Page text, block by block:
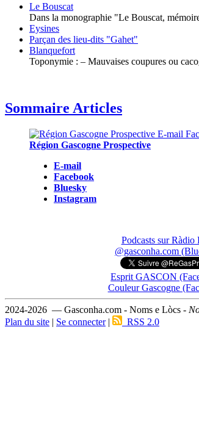
Le Bouscat
Dans la monographie "Le Bouscat,
Eysines
Parçan des lieu-dits "Gahet"
Blanquefort
Toponymie : – Mauvaises coupures ou
Sommaire Articles
Région Gascogne Prospective
E-mail
Facebook
Bluesky
Instagram
Podcasts sur Ràdio
@gasconha.com
Esprit GASCON
Couleur Gascogne
2024-2026 — Gasconha.com - Noms e Lòcs -
Plan du site | Se connecter| RSS 2.0